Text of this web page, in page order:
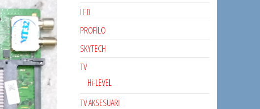
LED
PROFİLO
SKYTECH
TV
Hi-LEVEL
TV AKSESUARI